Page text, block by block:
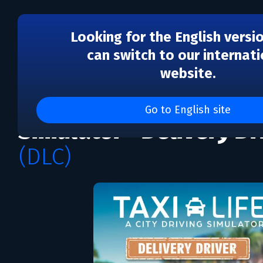
Looking for the English
can switch to our
website.
Go to English site
Taxi Life: A City Driving
Simulator - Delivery
(DLC)
DLC